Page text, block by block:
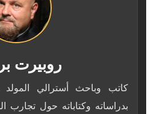
روبيرت
كاتب وباحث أسترالي المولد